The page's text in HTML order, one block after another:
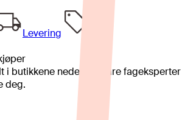
Levering
i butikkene nedenfor. Våre fageksperter
deg.